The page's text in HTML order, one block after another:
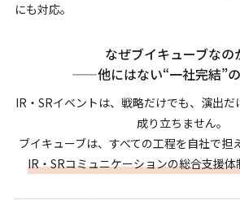
にも対応。
なぜブイキューブなの
——他にはない“一社完結”
IR・SRイベントは、戦略だけでも、演出だ
成り立ちません。
ブイキューブは、すべての工程を自社で担
IR・SRコミュニケーションの総合支援体